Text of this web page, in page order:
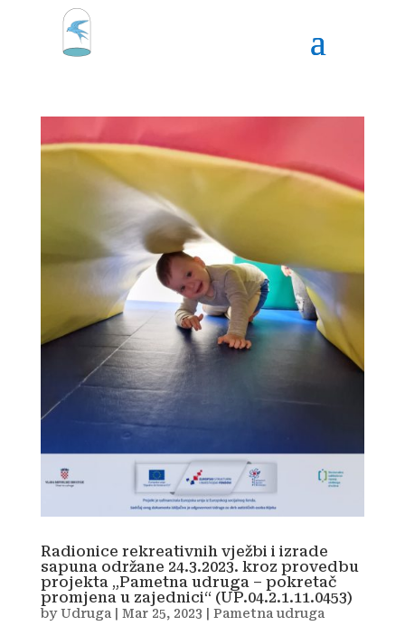
Radionice rekreativnih vježbi i izrade
sapuna održane 24.3.2023. kroz provedbu
projekta „Pametna udruga – pokretač
promjena u zajednici“ (UP.04.2.1.11.0453)
byUdruga Mar 25, 2023 Pametna udruga